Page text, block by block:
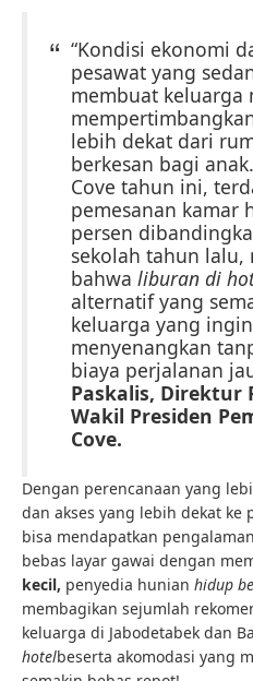
“Kondisi ekonomi
pesawat yang
membuat keluarga
lebih dekat dari
berkesan bagi
Cove tahun ini,
pemesanan kamar
persen
sekolah tahun lalu,
bahwa liburan di
alternatif yang
keluarga yang
menyenangkan
biaya perjalanan
Paskalis, Direktur
Wakil Presiden
Cove.
Dengan perencanaan yang
dan akses yang lebih dekat ke
bisa mendapatkan
bebas layar gawai dengan
kecil, penyedia hunian hidup
membagikan sejumlah
keluarga di Jabodetabek dan
hotelbeserta akomodasi yang